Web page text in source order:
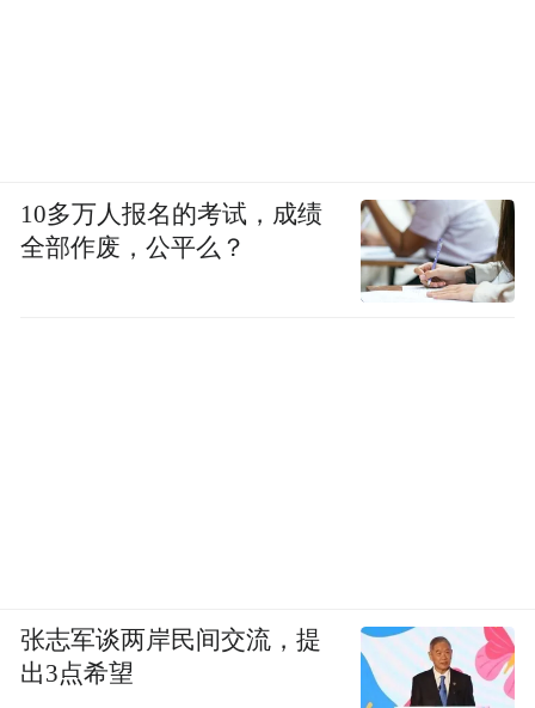
10多万人报名的考试，成绩
全部作废，公平么？
张志军谈两岸民间交流，提
出3点希望